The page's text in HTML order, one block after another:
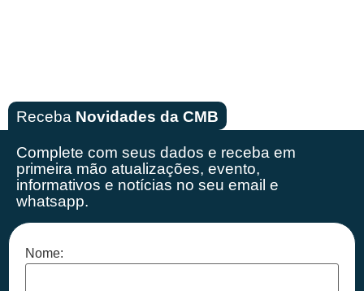
Receba Novidades da CMB
Complete com seus dados e receba em
primeira mão atualizações, evento,
informativos e notícias no seu email e
whatsapp.
Nome: